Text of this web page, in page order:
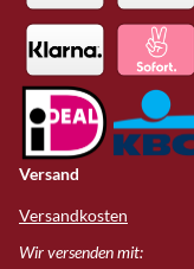
Versand
Versandkosten
Wir versenden mit: